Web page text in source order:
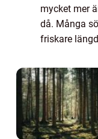
mycket mer
då. Många
friskare
Vad be...